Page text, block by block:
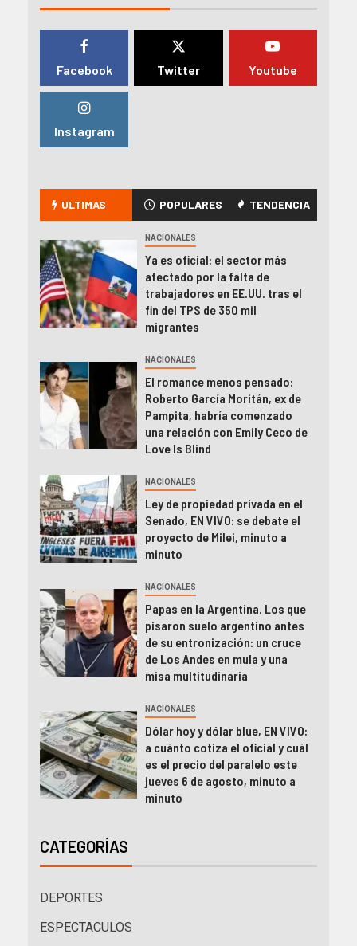
Facebook Twitter Youtube
Instagram
ULTIMAS POPULARES TENDENCIA
NACIONALES
Ya es oficial: el sector más
afectado por la falta de
trabajadores en EE.UU. tras el
fin del TPS de 350 mil
migrantes
NACIONALES
El romance menos pensado:
Roberto García Moritán, ex de
Pampita, habría comenzado
una relación con Emily Ceco de
Love Is Blind
NACIONALES
Ley de propiedad privada en el
Senado, EN VIVO: se debate el
proyecto de Milei, minuto a
minuto
NACIONALES
Papas en la Argentina. Los que
pisaron suelo argentino antes
de su entronización: un cruce
de Los Andes en mula y una
misa multitudinaria
NACIONALES
Dólar hoy y dólar blue, EN VIVO:
a cuánto cotiza el oficial y cuál
es el precio del paralelo este
jueves 6 de agosto, minuto a
minuto
CATEGORÍAS
DEPORTES
ESPECTACULOS